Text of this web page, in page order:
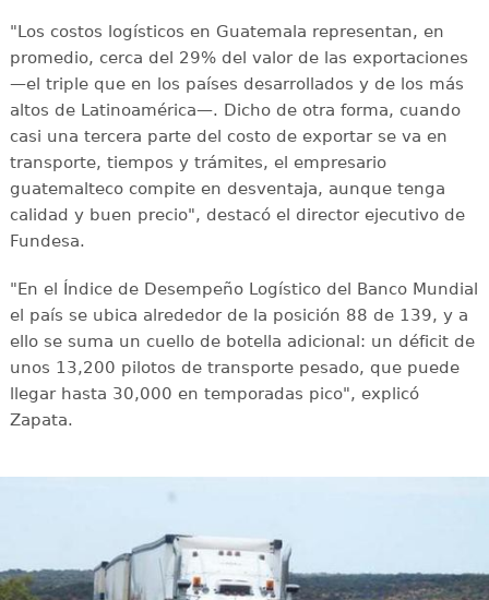
"Los costos logísticos en Guatemala representan, en
promedio, cerca del 29% del valor de las exportaciones
—el triple que en los países desarrollados y de los más
altos de Latinoamérica—. Dicho de otra forma, cuando
casi una tercera parte del costo de exportar se va en
transporte, tiempos y trámites, el empresario
guatemalteco compite en desventaja, aunque tenga
calidad y buen precio", destacó el director ejecutivo de
Fundesa.
"En el Índice de Desempeño Logístico del Banco Mundial
el país se ubica alrededor de la posición 88 de 139, y a
ello se suma un cuello de botella adicional: un déficit de
unos 13,200 pilotos de transporte pesado, que puede
llegar hasta 30,000 en temporadas pico", explicó
Zapata.